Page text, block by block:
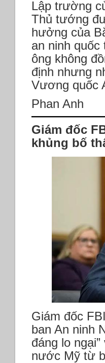
Lập trường
Thủ tướng
hưởng của
an ninh
ông không
định nhưng
Vương quốc
Phan Anh
Giám đốc
khủng bố
Giám đốc
ban An ninh
đáng lo
nước Mỹ từ